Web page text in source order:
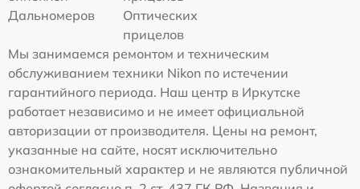
Дальномеров
Оптических
прицелов
Мы занимаемся ремонтом и техническим
обслуживанием техники Nikon по истечении
гарантийного периода. Наш центр в Иркутске
работает независимо и не имеет официальной
авторизации от производителя. Цены на ремонт,
указанные на сайте, носят исключительно
ознакомительный характер и не являются публичной